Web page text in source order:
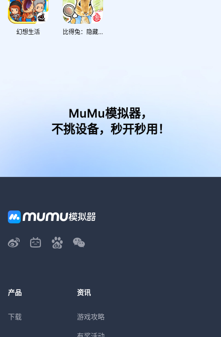
幻想生活 比得兔：隐藏的世界
MuMu模拟器，
不挑设备，秒开秒用！
产品
下载
资讯
游戏攻略